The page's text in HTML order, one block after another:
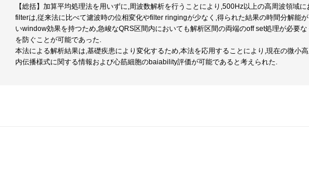
【総括】加算平均処理法を用いずに,周波数解析を行うことにより,500Hz以上の高周波領域
filterは,従来法に比べて濾波時の位相変化やfilter ringingが少なく,得られた結果の時間分解能
いwindow効果を持つため,急峻なQRS区間内においても解析区間の両端のoff set処理が必要
を防ぐことが可能であった.
本法による解析結果は,基礎疾患により変化するため,本法を応用することにより,現在の微小
内伝播様式に関する情報および心筋細胞のbaiability評価が可能であると考えられた.